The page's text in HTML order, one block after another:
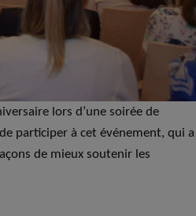
lors d’une soirée de
participer à cet événement, qui a
de mieux soutenir les